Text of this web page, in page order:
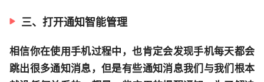
三、打开通知智能管理
相信你在使用手机过程中，也肯定会发现手机每天都会
跳出很多通知消息，但是有些通知消息我们与我们根本